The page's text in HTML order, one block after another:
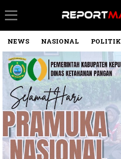
NEWS NASIONAL POLITIK